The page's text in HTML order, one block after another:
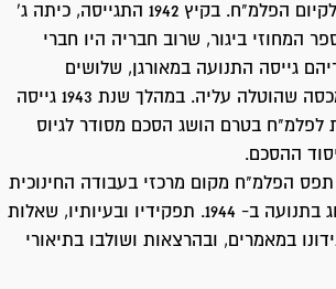
עוד בשנה הראשונה לקיום הפלמ"ח. בקיץ 1942 התגייסה, כיתה ג'
המחוזי ביגור, שרוב חבריה היו חברי
גייסה התנועה במאורגן, שלושים
מחבריה, במסגרת המכסה שהוטלה עליה. במהלך שנת 1943 גייסה
לפלמ"ח בטרם הושג הסכם מסודר לגיוס
ההסכם.
בין השנים 1945-1944 תפס הפלמ"ח מקום מרכזי בעבודה החינוכית
בתנועה למרות הפילוג בתנועה ב- 1944. תפקידיו ובעיותיו, שאלות
במאמרים, ובהרצאות ושולבו בתיאורי